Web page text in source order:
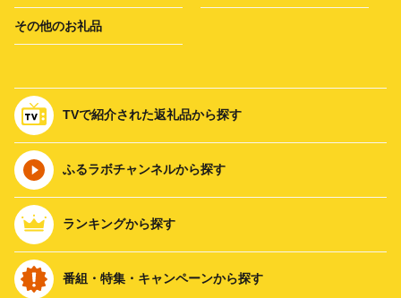
その他のお礼品
TVで紹介された返礼品から探す
ふるラボチャンネルから探す
ランキングから探す
番組・特集・キャンペーンから探す